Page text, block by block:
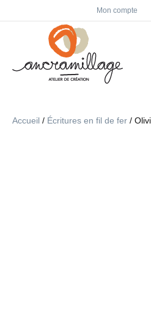
F
a
c
I
n
s
Mon compte
Accueil / Écritures en fil de fer /